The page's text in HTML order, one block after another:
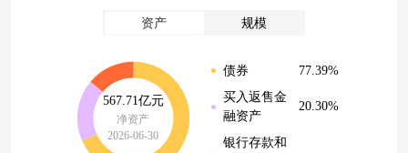
资产 规模
567.71亿元
净资产
2026-06-30
债券
77.39%
买入返售金
融资产
20.30%
银行存款和